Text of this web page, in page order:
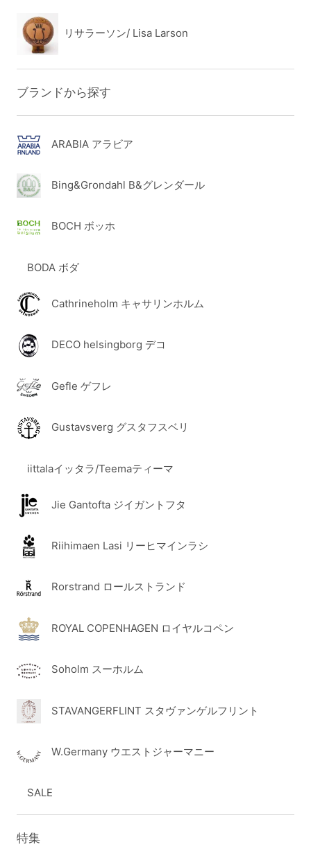
リサラーソン/ Lisa Larson
ブランドから探す
ARABIA アラビア
Bing&Grondahl B&グレンダール
BOCH ボッホ
BODA ボダ
Cathrineholm キャサリンホルム
DECO helsingborg デコ
Gefle ゲフレ
Gustavsverg グスタフスベリ
iittalaイッタラ/Teemaティーマ
Jie Gantofta ジイガントフタ
Riihimaen Lasi リーヒマインラシ
Rorstrand ロールストランド
ROYAL COPENHAGEN ロイヤルコペン
Soholm スーホルム
STAVANGERFLINT スタヴァンゲルフリント
W.Germany ウエストジャーマニー
SALE
特集